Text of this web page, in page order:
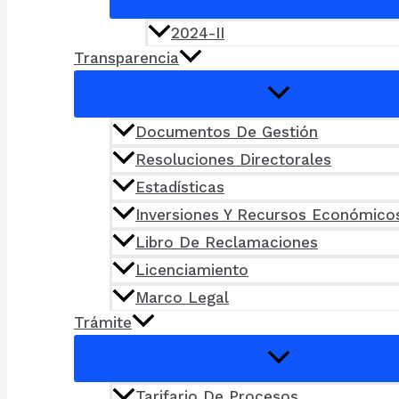
2024-II
Transparencia
Documentos De Gestión
Resoluciones Directorales
Estadísticas
Inversiones Y Recursos
Libro De Reclamaciones
Licenciamiento
Marco Legal
Trámite